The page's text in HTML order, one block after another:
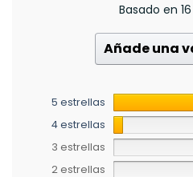
Basado en
Añade una
5 estrellas
4 estrellas
3 estrellas
2 estrellas